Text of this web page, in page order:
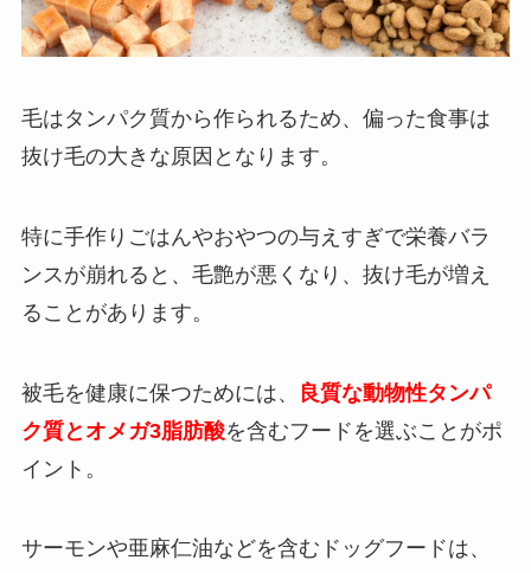
毛はタンパク質から作られるため、偏った食事は
抜け毛の大きな原因となります。
特に手作りごはんやおやつの与えすぎで栄養バラ
ンスが崩れると、毛艶が悪くなり、抜け毛が増え
ることがあります。
被毛を健康に保つためには、
良質な動物性タンパ
ク質とオメガ3脂肪酸を含むフードを選ぶことがポ
イント。
サーモンや亜麻仁油などを含むドッグフードは、